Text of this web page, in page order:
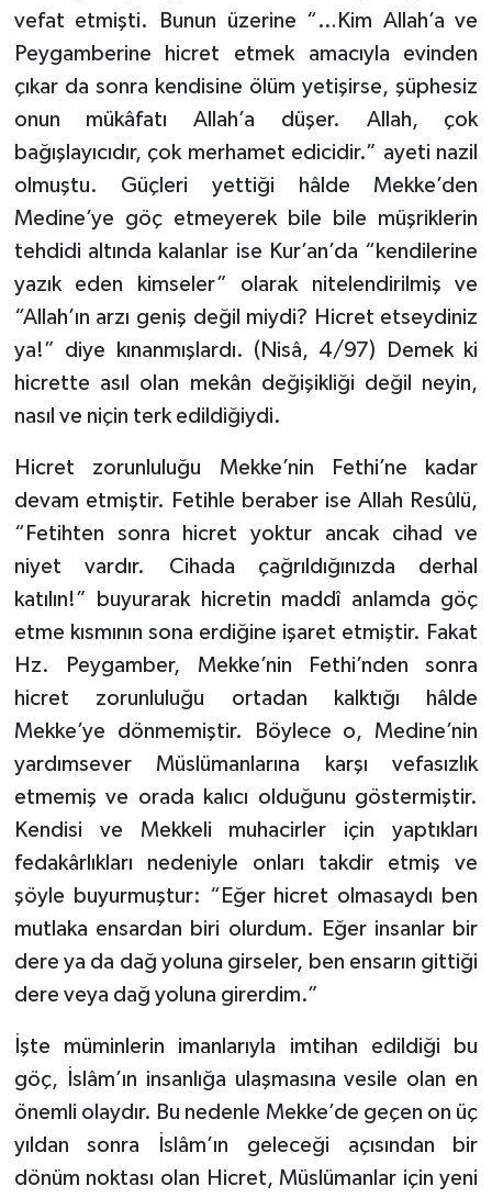
vefat etmişti. Bunun üzerine “…Kim Allah’a ve
Peygamberine hicret etmek amacıyla evinden
çıkar da sonra kendisine ölüm yetişirse, şüphesiz
onun mükâfatı Allah’a düşer. Allah, çok
bağışlayıcıdır, çok merhamet edicidir.” ayeti nazil
olmuştu. Güçleri yettiği hâlde Mekke’den
Medine’ye göç etmeyerek bile bile müşriklerin
tehdidi altında kalanlar ise Kur’an’da “kendilerine
yazık eden kimseler” olarak nitelendirilmiş ve
“Allah’ın arzı geniş değil miydi? Hicret etseydiniz
ya!” diye kınanmışlardı. (Nisâ, 4/97) Demek ki
hicrette asıl olan mekân değişikliği değil neyin,
nasıl ve niçin terk edildiğiydi.
Hicret zorunluluğu Mekke’nin Fethi’ne kadar
devam etmiştir. Fetihle beraber ise Allah Resûlü,
“Fetihten sonra hicret yoktur ancak cihad ve
niyet vardır. Cihada çağrıldığınızda derhal
katılın!” buyurarak hicretin maddî anlamda göç
etme kısmının sona erdiğine işaret etmiştir. Fakat
Hz. Peygamber, Mekke’nin Fethi’nden sonra
hicret zorunluluğu ortadan kalktığı hâlde
Mekke’ye dönmemiştir. Böylece o, Medine’nin
yardımsever Müslümanlarına karşı vefasızlık
etmemiş ve orada kalıcı olduğunu göstermiştir.
Kendisi ve Mekkeli muhacirler için yaptıkları
fedakârlıkları nedeniyle onları takdir etmiş ve
şöyle buyurmuştur: “Eğer hicret olmasaydı ben
mutlaka ensardan biri olurdum. Eğer insanlar bir
dere ya da dağ yoluna girseler, ben ensarın gittiği
dere veya dağ yoluna girerdim.”
İşte müminlerin imanlarıyla imtihan edildiği bu
göç, İslâm’ın insanlığa ulaşmasına vesile olan en
önemli olaydır. Bu nedenle Mekke’de geçen on üç
yıldan sonra İslâm’ın geleceği açısından bir
dönüm noktası olan Hicret, Müslümanlar için yeni